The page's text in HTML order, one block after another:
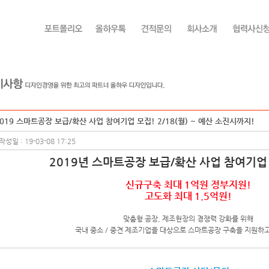
스마트공장 보급/확산 사업 참여기업 모집! 2/18(월) ~ 예산 소진시까지!
성일 : 19-03-08 17:25
2019년 스마트공장 보급/확산 사업 참여기
신규구축 최대 1억원 정부지원!
고도화 최대 1.5억원!
맞춤형 공장, 제조현장의 경쟁력 강화를 위해
국내 중소 / 중견 제조기업을 대상으로 스마트공장 구축을 지원하